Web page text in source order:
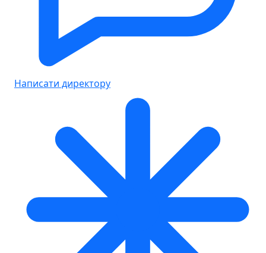
Написати директору